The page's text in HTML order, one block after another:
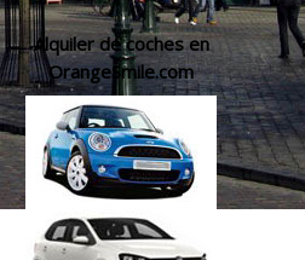
Alquiler de coches en
OrangeSmile.com